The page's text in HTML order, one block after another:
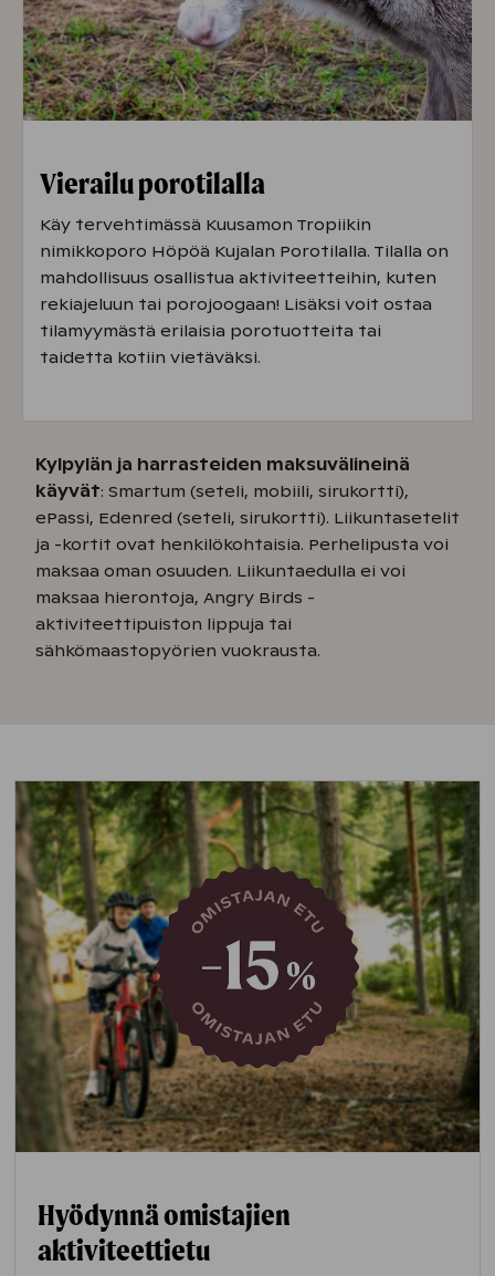
Vierailu porotilalla
Käy tervehtimässä Kuusamon Tropiikin
nimikkoporo Höpöä Kujalan Porotilalla. Tilalla on
mahdollisuus osallistua aktiviteetteihin, kuten
rekiajeluun tai porojoogaan! Lisäksi voit ostaa
tilamyymästä erilaisia porotuotteita tai
taidetta kotiin vietäväksi.
Kylpylän ja harrasteiden maksuvälineinä
käyvät: Smartum (seteli, mobiili, sirukortti),
ePassi, Edenred (seteli, sirukortti). Liikuntasetelit
ja -kortit ovat henkilökohtaisia. Perhelipusta voi
maksaa oman osuuden. Liikuntaedulla ei voi
maksaa hierontoja, Angry Birds -
aktiviteettipuiston lippuja tai
sähkömaastopyörien vuokrausta.
Hyödynnä omistajien
aktiviteettietu